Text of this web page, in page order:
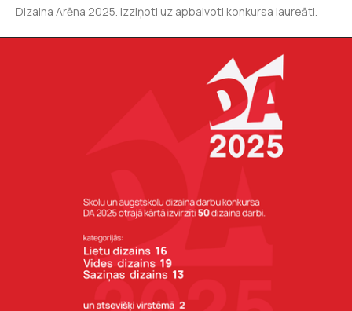
Dizaina Arēna 2025. Izziņoti uz apbalvoti konkursa laureāti.